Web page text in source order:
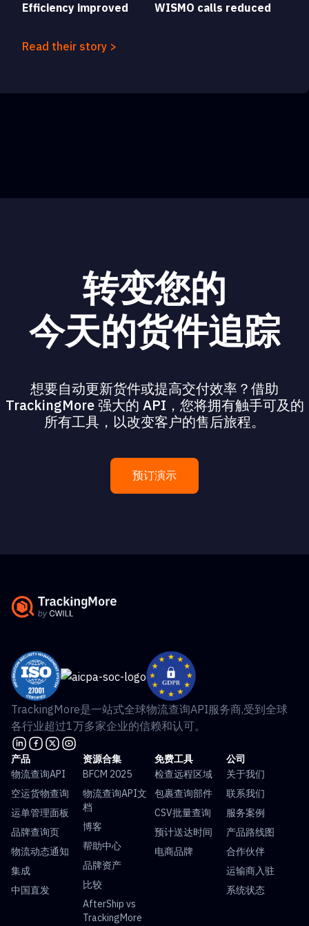
Efficiency improved WISMO calls reduced
Read their story >
转变您的
今天的货件追踪
想要自动更新货件或提高交付效率？借助
TrackingMore 强大的 API，您将拥有触手可及的
所有工具，以改变客户的售后旅程。
预订演示
TrackingMore是一站式全球物流查询API服务商,受到全球
各行业超过1万多家企业的信赖和认可。
产品
物流查询API
空运货物查询
运单管理面板
品牌查询页
物流动态通知
集成
中国直发
资源合集
BFCM 2025
物流查询API文
档
博客
帮助中心
品牌资产
比较
AfterShip vs
TrackingMore
免费工具
检查远程区域
包裹查询部件
CSV批量查询
预计送达时间
电商品牌
公司
关于我们
联系我们
服务案例
产品路线图
合作伙伴
运输商入驻
系统状态